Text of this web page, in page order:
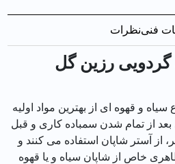
فنینظرات
رزين گل
و قهوه ای از بهترین مواد اولیه
بعد از تمام شدن سمباده کاری و قبل
از آستر شاپان استفاده می کنند و
خاص از شاپان سیاه و یا قهوه